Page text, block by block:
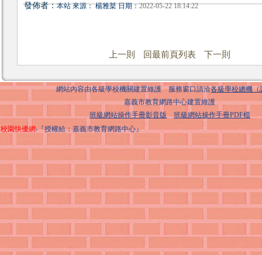
發佈者：本站 來源： 楊雅棻 日期：2022-05-22 18:14:22
上一則 回最前頁列表 下一則
網站內容由各級學校機關建置維護 服務窗口請洽各級學校總機（
嘉義市教育網路中心建置維護
班級網站操作手冊影音版
班級網站操作手冊PDF檔
校園快優網‧『授權給：嘉義市教育網路中心』